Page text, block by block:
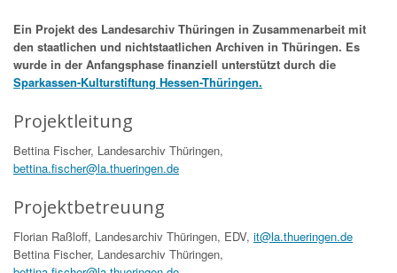
Ein Projekt des Landesarchiv Thüringen in Zusammenarbeit mit
den staatlichen und nichtstaatlichen Archiven in Thüringen. Es
wurde in der Anfangsphase finanziell unterstützt durch die
Sparkassen-Kulturstiftung Hessen-Thüringen.
Projektleitung
Bettina Fischer, Landesarchiv Thüringen,
bettina.fischer@la.thueringen.de
Projektbetreuung
Florian Raßloff, Landesarchiv Thüringen, EDV, it@la.thueringen.de
Bettina Fischer, Landesarchiv Thüringen,